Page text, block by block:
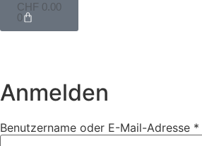
CHF 0.00
0
Anmelden
Benutzername oder E-Mail-Adresse *